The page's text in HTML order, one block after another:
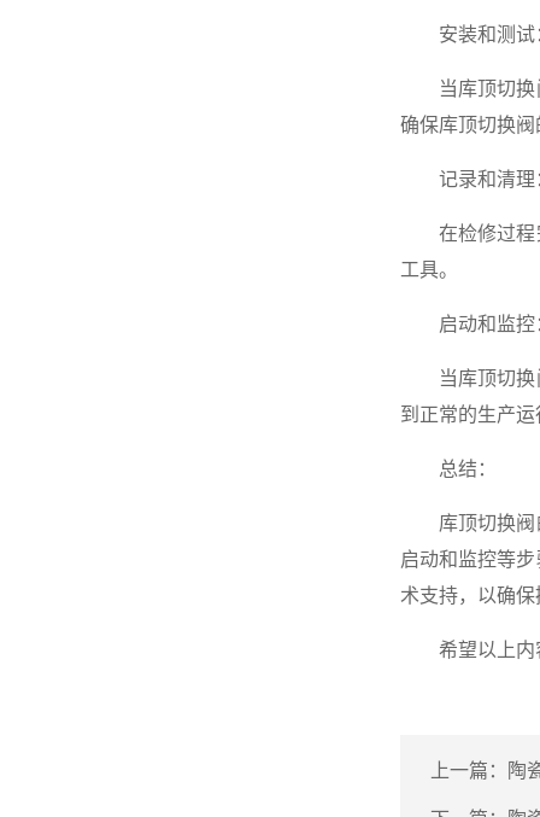
安装和测试
当库顶切换阀
确保库顶切换
记录和清理
在检修过程完
工具。
启动和监控
当库顶切换阀
到正常的生产运
总结：
库顶切换阀的
启动和监控等
术支持，以确
希望以上内容
上一篇： 陶